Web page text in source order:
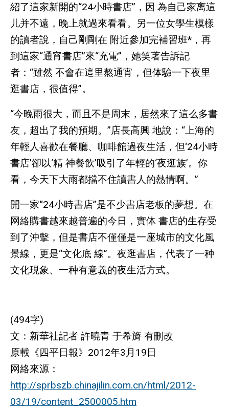
紹了這家新開的“24小時書店”，因 為自己家离這
儿并不遠，晚上就過來看看。另一位女學生模樣
的讀者說，自己剛剛在 附近參加完補習班*，再
到這家“通宵書店”來“充電”，她笑著告訴記
者：“雖然 不會在這里熬通宵，但体驗一下夜里
逛書店，很值得”。
“今晚雨很大，而且不是周末，居然來了這么多書
友，超出了我的預期。”店長高興 地說：“上海的
年輕人喜歡在餐廳、咖啡館過夜生活，但‘24小時
書店’卻以‘精 神餐飲’吸引了年輕的‘夜逛族’。你
看，今天下大雨都擋不住讀書人的熱情啊。”
開一家“24小時書店”是不少書店老板的夢想。在
网絡購書越來越普遍的今日，實体 書店的生存受
到了沖擊，但是書店不僅僅是一座城市的文化風
景線，更是“文化底 線”。夜逛書店，代表了一种
文化現象、一种有意義的夜生活方式。
(494字)
文：新華社記者 許曉青 于希旖 有刪改
原載《四平日報》2012年3月19日
网絡來源：
http://sprbszb.chinajilin.com.cn/html/2012-
03/19/content_2500005.htm